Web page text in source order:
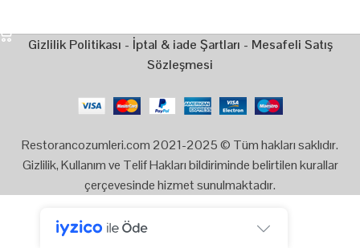
Gizlilik Politikası - İptal & iade Şartları - Mesafeli Satış
Sözleşmesi
Restorancozumleri.com 2021-2025 © Tüm hakları saklıdır.
Gizlilik, Kullanım ve Telif Hakları bildiriminde belirtilen kurallar
çerçevesinde hizmet sunulmaktadır.